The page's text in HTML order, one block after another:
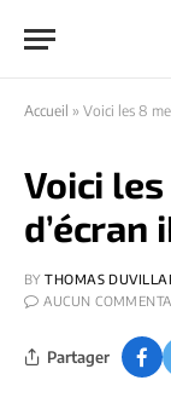
Accueil » Voici les 8
Voici
d’écran
BY THOMAS
AUCUN
Partager